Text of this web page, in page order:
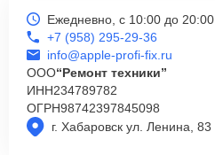
г. Хабаровск ул. Ленина, 83
Ежедневно, с 10:00 до 20:00
+7 (958) 295-29-36
info@apple-profi-fix.ru
ООО“Ремонт техники”
ИНН234789782
ОГРН98742397845098